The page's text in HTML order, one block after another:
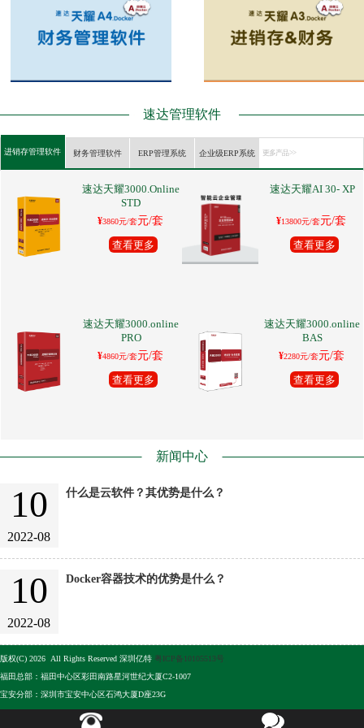
速达管理软件
进销存管理软件 财务管理软件 ERP管理系统 企业级ERP系统 更多产品 >>
速达天耀3000.Online
STD
¥3860元/套元/套
查看更多
速达天耀AI 30- XP
¥13800元/套元/套
查看更多
速达天耀3000.online
PRO
¥4860元/套元/套
查看更多
速达天耀3000.online
BAS
¥2280元/套元/套
查看更多
新闻中心
10
2022-08
什么是云软件？其优势是什么？
10
2022-08
Docker容器技术的优势是什么？
版权(C) 2026 All Rights Reserved 深圳亿特 粤ICP备10105513号
福田总部：福田中心区彩田南路星河世纪大厦C2-1007
宝安分部：深圳市宝安中心区石鸿大厦D座23G